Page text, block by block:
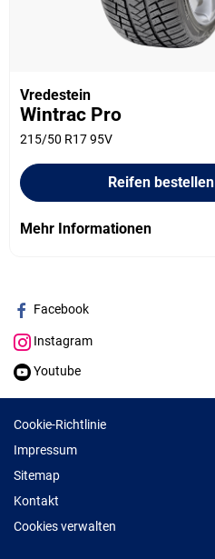
Vredestein
Wintrac Pro
215/50 R17 95V
Reifen bestellen
Mehr Informationen
Facebook
Instagram
Youtube
Cookie-Richtlinie
Impressum
Sitemap
Kontakt
Cookies verwalten